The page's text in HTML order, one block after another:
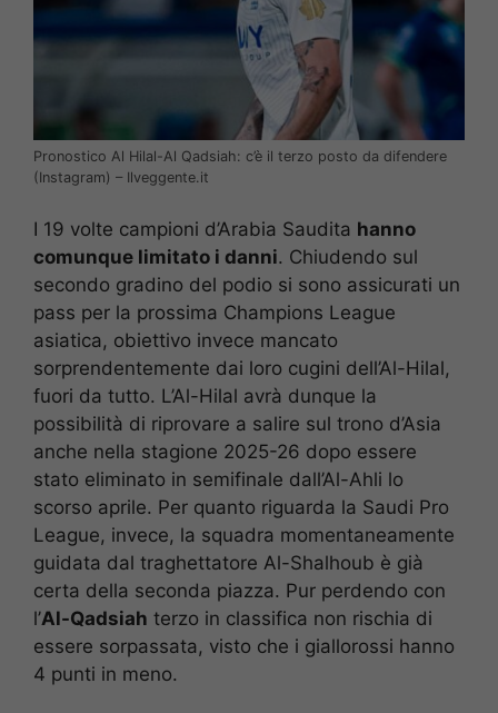
Pronostico Al Hilal-Al Qadsiah: c’è il terzo posto da difendere
(Instagram) – Ilveggente.it
I 19 volte campioni d’Arabia Saudita hanno
comunque limitato i danni. Chiudendo sul
secondo gradino del podio si sono assicurati un
pass per la prossima Champions League
asiatica, obiettivo invece mancato
sorprendentemente dai loro cugini dell’Al-Hilal,
fuori da tutto. L’Al-Hilal avrà dunque la
possibilità di riprovare a salire sul trono d’Asia
anche nella stagione 2025-26 dopo essere
stato eliminato in semifinale dall’Al-Ahli lo
scorso aprile. Per quanto riguarda la Saudi Pro
League, invece, la squadra momentaneamente
guidata dal traghettatore Al-Shalhoub è già
certa della seconda piazza. Pur perdendo con
l’Al-Qadsiah terzo in classifica non rischia di
essere sorpassata, visto che i giallorossi hanno
4 punti in meno.